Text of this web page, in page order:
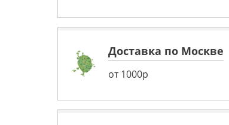
Доставка по Москве
от 1000р